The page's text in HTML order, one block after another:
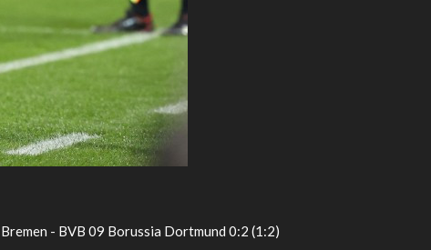
- BVB 09 Borussia Dortmund 0:2 (1:2)